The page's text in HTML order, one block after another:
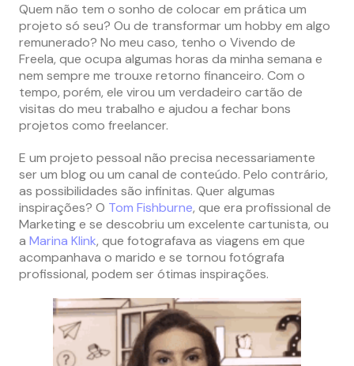
Quem não tem o sonho de colocar em prática um
projeto só seu? Ou de transformar um hobby em algo
remunerado? No meu caso, tenho o Vivendo de
Freela, que ocupa algumas horas da minha semana e
nem sempre me trouxe retorno financeiro. Com o
tempo, porém, ele virou um verdadeiro cartão de
visitas do meu trabalho e ajudou a fechar bons
projetos como freelancer.
E um projeto pessoal não precisa necessariamente
ser um blog ou um canal de conteúdo. Pelo contrário,
as possibilidades são infinitas. Quer algumas
inspirações? O Tom Fishburne, que era profissional de
Marketing e se descobriu um excelente cartunista, ou
a Marina Klink, que fotografava as viagens em que
acompanhava o marido e se tornou fotógrafa
profissional, podem ser ótimas inspirações.